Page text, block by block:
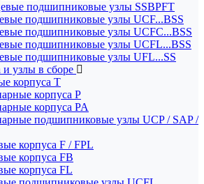
подшипниковые узлы SSBPFT
подшипниковые узлы UCF...BSS
подшипниковые узлы UCFC...BSS
подшипниковые узлы UCFL...BSS
подшипниковые узлы UFL...SS
узлы в сборе
корпуса T
корпуса P
корпуса PA
подшипниковые узлы UCP / SAP /
корпуса F / FPL
корпуса FB
корпуса FL